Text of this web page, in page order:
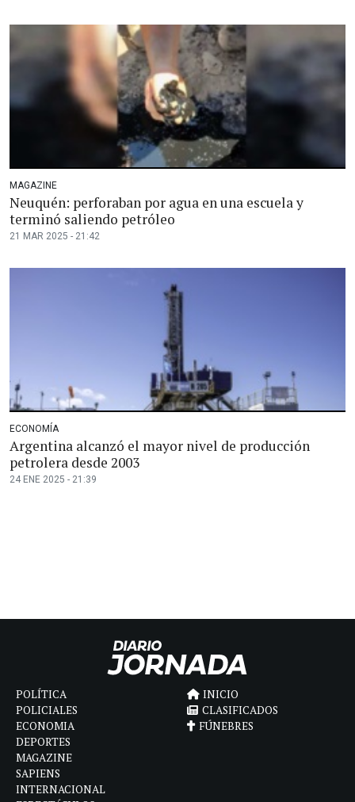
MAGAZINE
Neuquén: perforaban por agua en una escuela y
terminó saliendo petróleo
21 MAR 2025 - 21:42
ECONOMÍA
Argentina alcanzó el mayor nivel de producción
petrolera desde 2003
24 ENE 2025 - 21:39
POLÍTICA
POLICIALES
ECONOMIA
DEPORTES
MAGAZINE
SAPIENS
INTERNACIONAL
INICIO
CLASIFICADOS
FÚNEBRES